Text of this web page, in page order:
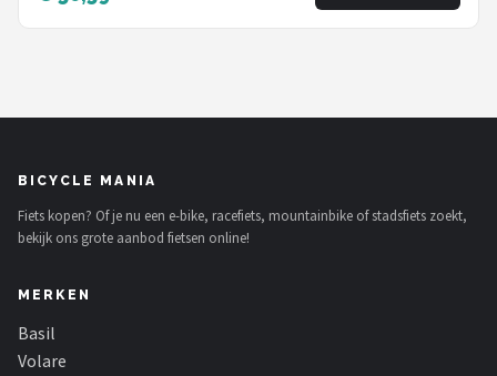
BICYCLE MANIA
Fiets kopen? Of je nu een e-bike, racefiets, mountainbike of stadsfiets zoekt,
bekijk ons grote aanbod fietsen online!
MERKEN
Basil
Volare